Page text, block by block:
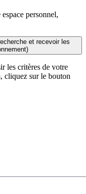
personnel,
et recevoir les
les critères de votre
cliquez sur le bouton